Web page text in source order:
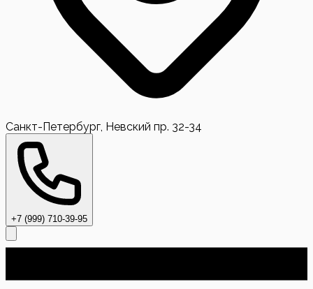
Санкт-Петербург, Невский пр. 32-34
+7 (999) 710-39-95